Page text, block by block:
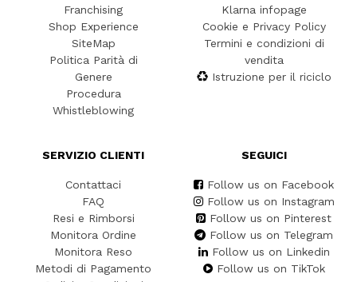
Franchising
Shop Experience
SiteMap
Politica Parità di
Genere
Procedura
Whistleblowing
Klarna infopage
Cookie e Privacy Policy
Termini e condizioni di
vendita
Istruzione per il riciclo
SERVIZIO CLIENTI
Contattaci
FAQ
Resi e Rimborsi
Monitora Ordine
Monitora Reso
Metodi di Pagamento
SEGUICI
Follow us on Facebook
Follow us on Instagram
Follow us on Pinterest
Follow us on Telegram
Follow us on Linkedin
Follow us on TikTok